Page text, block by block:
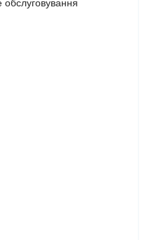
обслуговування